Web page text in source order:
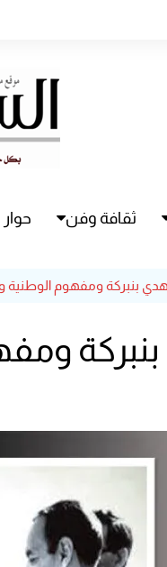
ثقافة وفن
مسرح
حوار
بنبركة ومفهوم الوطنية